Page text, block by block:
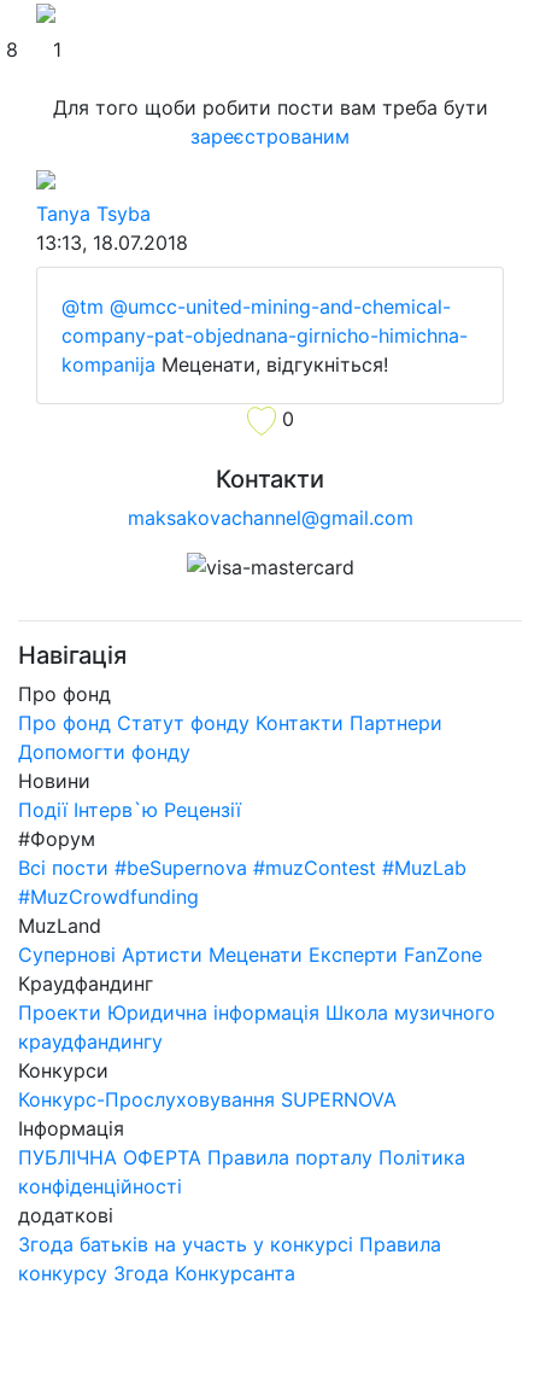
8 1
Для того щоби робити пости вам треба бути
зареєстрованим
Tanya Tsyba
13:13, 18.07.2018
@tm @umcc-united-mining-and-chemical-
company-pat-objednana-girnicho-himichna-
kompanija Меценати, відгукніться!
0
Контакти
maksakovachannel@gmail.com
Навігація
Про фонд
Про фонд Статут фонду Контакти Партнери
Допомогти фонду
Новини
Події Інтерв`ю Рецензії
#Форум
Всі пости #beSupernova #muzContest #MuzLab
#MuzCrowdfunding
MuzLand
Супернові Артисти Меценати Експерти FanZone
Краудфандинг
Проекти Юридична інформація Школа музичного
краудфандингу
Конкурси
Конкурс-Прослуховування SUPERNOVA
Інформація
ПУБЛІЧНА ОФЕРТА Правила порталу Політика
конфіденційності
додаткові
Згода батьків на участь у конкурсі Правила
конкурсу Згода Конкурсанта